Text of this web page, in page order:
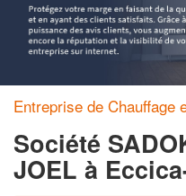
Entreprise de Chauffage
Société
JOEL à